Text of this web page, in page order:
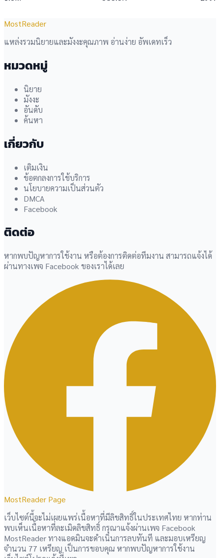
MostReader
แหล่งรวมนิยายและมังงะคุณภาพ อ่านง่าย อัพเดทเร็ว
หมวดหมู่
นิยาย
มังงะ
อันดับ
ค้นหา
เกี่ยวกับ
เติมเงิน
ข้อตกลงการใช้บริการ
นโยบายความเป็นส่วนตัว
DMCA
Facebook
ติดต่อ
หากพบปัญหาการใช้งาน หรือต้องการติดต่อทีมงาน สามารถแจ้งได้
ผ่านทางเพจ Facebook ของเราได้เลย
MostReader Page
เว็บไซต์นี้จะไม่เผยแพร่เนื้อหาที่มีลิขสิทธิ์ในประเทศไทย หากท่าน
พบเห็นเนื้อหาที่ละเมิดลิขสิทธิ์ กรุณาแจ้งผ่านเพจ Facebook
MostReader ทางแอดมินจะดำเนินการลบทันที และมอบเหรียญ
จำนวน 77 เหรียญ เป็นการขอบคุณ หากพบปัญหาการใช้งาน